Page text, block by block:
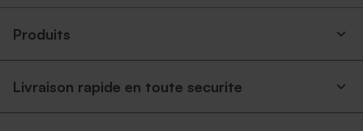
Produits
Livraison rapide en toute securite